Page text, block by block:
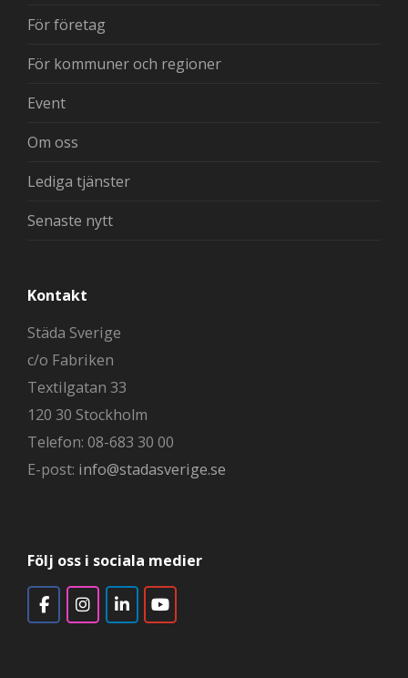
För företag
För kommuner och regioner
Event
Om oss
Lediga tjänster
Senaste nytt
Kontakt
Städa Sverige
c/o Fabriken
Textilgatan 33
120 30 Stockholm
Telefon: 08-683 30 00
E-post: info@stadasverige.se
Följ oss i sociala medier